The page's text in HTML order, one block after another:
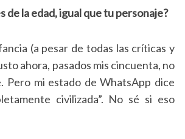
de la edad, igual que tu personaje?
(a pesar de todas las críticas y
ahora, pasados mis cincuenta, no
Pero mi estado de WhatsApp dice
civilizada”. No sé si eso